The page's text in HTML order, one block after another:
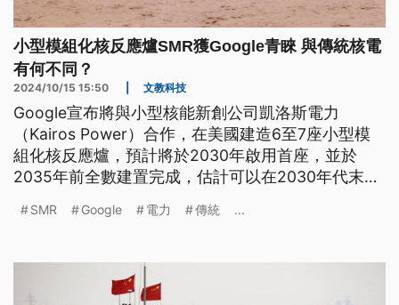
小型模組化核反應爐SMR獲Google青睞 與傳統核電
有何不同？
2024/10/15 15:50 文教科技
Google宣布將與小型核能新創公司凱洛斯電力
（Kairos Power）合作，在美國建造6至7座小型模
組化核反應爐，預計將於2030年啟用首座，並於
2035年前全數建置完成，估計可以在2030年代末提
較有何不同？安全性如何？未來有可能取代傳統核電
SMR Google 電力 傳統 ...